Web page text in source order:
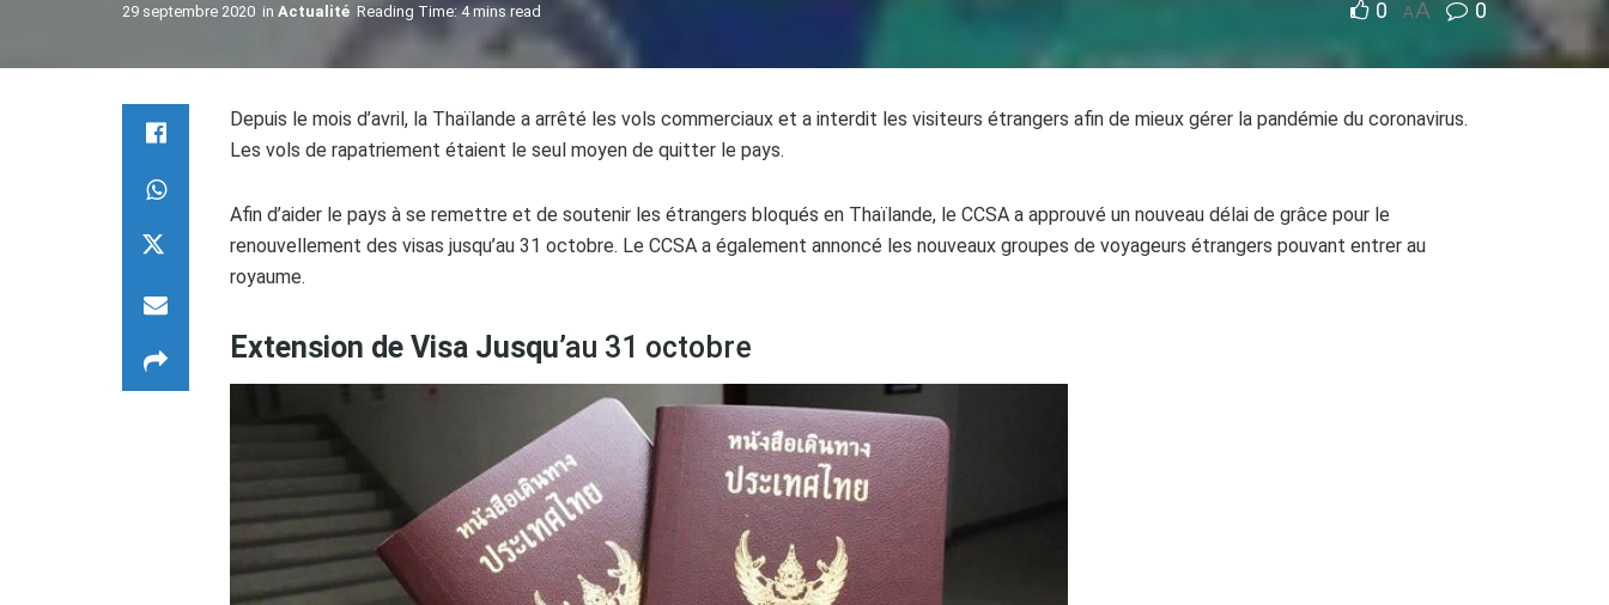
29 septembre 2020 in Actualité Reading Time: 4 mins read 0 AA 0
Depuis le mois d’avril, la Thaïlande a arrêté les vols commerciaux et a interdit les visiteurs étrangers afin de mieux gérer la pandémie du coronavirus.
Les vols de rapatriement étaient le seul moyen de quitter le pays.
Afin d’aider le pays à se remettre et de soutenir les étrangers bloqués en Thaïlande, le CCSA a approuvé un nouveau délai de grâce pour le
renouvellement des visas jusqu’au 31 octobre. Le CCSA a également annoncé les nouveaux groupes de voyageurs étrangers pouvant entrer au
royaume.
Extension de Visa Jusqu’au 31 octobre